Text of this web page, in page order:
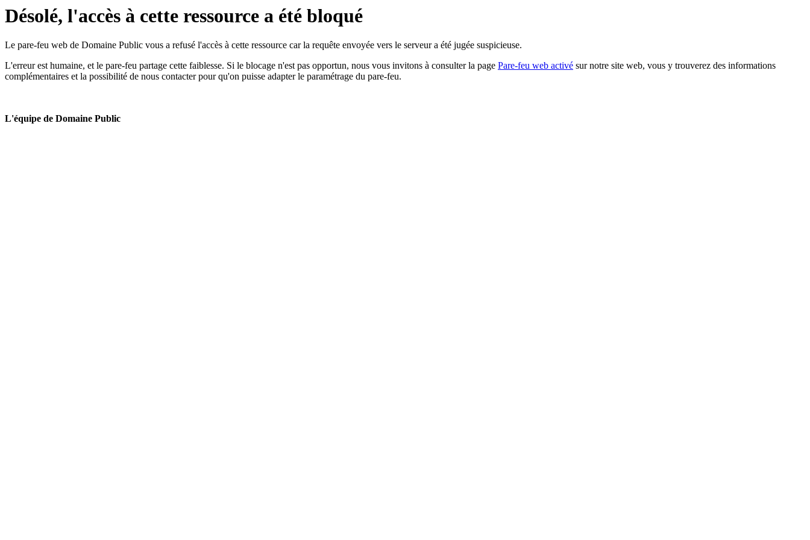
Désolé, l'accès à cette ressource a été bloqué
Le pare-feu web de Domaine Public vous a refusé l'accès à cette ressource car la requête envoyée vers le serveur a été jugée suspicieuse.
L'erreur est humaine, et le pare-feu partage cette faiblesse. Si le blocage n'est pas opportun, nous vous invitons à consulter la page Pare-feu web activé sur notre site web, vous y trouverez des informations
complémentaires et la possibilité de nous contacter pour qu'on puisse adapter le paramétrage du pare-feu.
L'équipe de Domaine Public